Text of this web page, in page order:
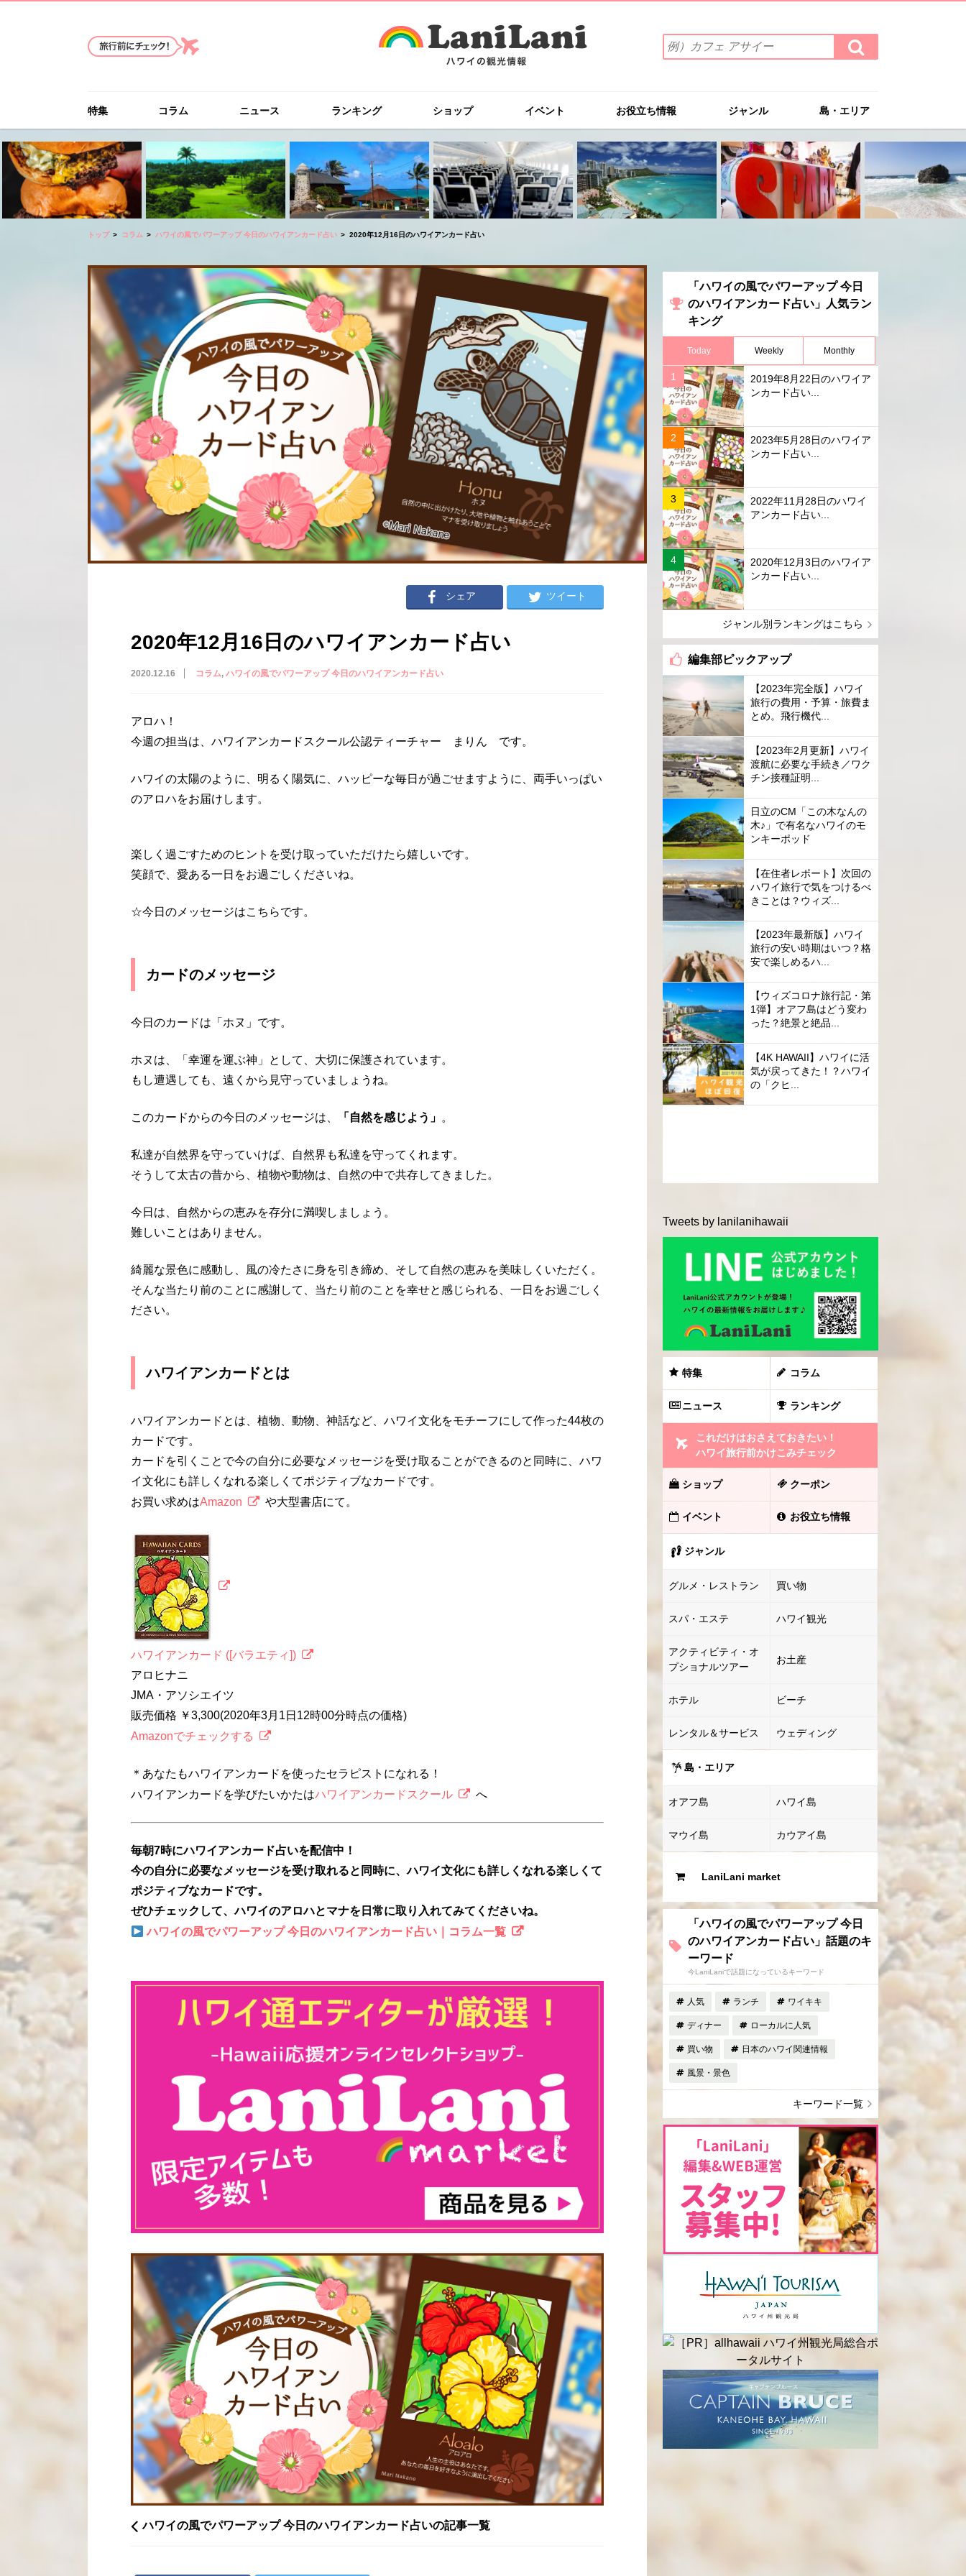
索
ワ
を
入
力
(例）
カ
フ
ェ
イ
検
索
す
特集 コラム ニュース ランキング ショップ イベント お役立ち情報 ジャンル 島・エリア
トップ コラム ハワイの風でパワーアップ 今日のハワイアンカード占い 2020年12月16日のハワイアンカード占い
シェア ツイート
2020年12月16日のハワイアンカード占い
2020.12.16 コラム ハワイの風でパワーアップ 今日のハワイアンカード占い
アロハ！
今週の担当は、ハワイアンカードスクール公認ティーチャー まりん です。
ハワイの太陽のように、明るく陽気に、ハッピーな毎日が過ごせますように、両手いっぱい
のアロハをお届けします。
楽しく過ごすためのヒントを受け取っていただけたら嬉しいです。
笑顔で、愛ある一日をお過ごしくださいね。
☆今日のメッセージはこちらです。
カードのメッセージ
今日のカードは「ホヌ」です。
ホヌは、「幸運を運ぶ神」として、大切に保護されています。
もし遭遇しても、遠くから見守っていましょうね。
このカードからの今日のメッセージは、 「自然を感じよう」 。
私達が自然界を守っていけば、自然界も私達を守ってくれます。
そうして太古の昔から、植物や動物は、自然の中で共存してきました。
今日は、自然からの恵みを存分に満喫しましょう。
難しいことはありません。
綺麗な景色に感動し、風の冷たさに身を引き締め、そして自然の恵みを美味しくいただく。
そんな当たり前のことに感謝して、当たり前のことを幸せと感じられる、一日をお過ごしく
ださい。
ハワイアンカードとは
ハワイアンカードとは、植物、動物、神話など、ハワイ文化をモチーフにして作った44枚の
カードです。
カードを引くことで今の自分に必要なメッセージを受け取ることができるのと同時に、ハワ
イ文化にも詳しくなれる楽しくてポジティブなカードです。
お買い求めはAmazon や大型書店にて。
ハワイアンカード ([バラエティ])
アロヒナニ
JMA・アソシエイツ
販売価格 ￥3,300(2020年3月1日12時00分時点の価格)
Amazonでチェックする
＊あなたもハワイアンカードを使ったセラピストになれる！
ハワイアンカードを学びたいかたはハワイアンカードスクール へ
毎朝7時にハワイアンカード占いを配信中！
今の自分に必要なメッセージを受け取れると同時に、ハワイ文化にも詳しくなれる楽しくて
ポジティブなカードです。
ぜひチェックして、ハワイのアロハとマナを日常に取り入れてみてくださいね。
ハワイの風でパワーアップ 今日のハワイアンカード占い｜コラム一覧
ハワイの風でパワーアップ 今日のハワイアンカード占いの記事一覧
「ハワイの風でパワーアップ 今日
のハワイアンカード占い」人気ラン
キング
Today Weekly Monthly
2019年8月22日のハワイア
ンカード占い...
2023年5月28日のハワイア
ンカード占い...
2022年11月28日のハワイ
アンカード占い...
2020年12月3日のハワイア
ンカード占い...
ジャンル別ランキングはこちら
編集部ピックアップ
【2023年完全版】ハワイ
旅行の費用・予算・旅費ま
とめ。飛行機代...
【2023年2月更新】ハワイ
渡航に必要な手続き／ワク
チン接種証明...
日立のCM「この木なんの
木♪」で有名なハワイのモ
ンキーポッド
【在住者レポート】次回の
ハワイ旅行で気をつけるべ
きことは？ウィズ...
【2023年最新版】ハワイ
旅行の安い時期はいつ？格
安で楽しめるハ...
【ウィズコロナ旅行記・第
1弾】オアフ島はどう変わ
った？絶景と絶品...
【4K HAWAII】ハワイに活
気が戻ってきた！？ハワイ
の「クヒ...
Tweets by lanilanihawaii
特集 コラム
ニュース ランキング
これだけはおさえておきたい！
ハワイ旅行前かけこみチェック
ショップ クーポン
イベント お役立ち情報
ジャンル
グルメ・レストラン 買い物
スパ・エステ ハワイ観光
アクティビティ・オ
プショナルツアー
お土産
ホテル ビーチ
レンタル＆サービス ウェディング
島・エリア
オアフ島 ハワイ島
マウイ島 カウアイ島
LaniLani market
「ハワイの風でパワーアップ 今日
のハワイアンカード占い」話題のキ
ーワード
今LaniLaniで話題になっているキーワード
人気 ランチ ワイキキ
ディナー ローカルに人気
買い物 日本のハワイ関連情報
風景・景色
キーワード一覧